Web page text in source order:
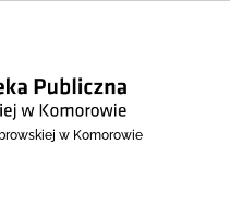
w Komorowie